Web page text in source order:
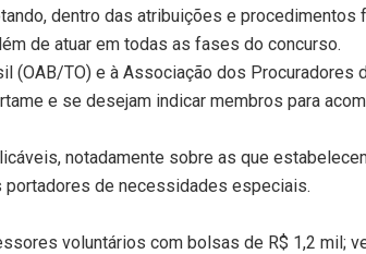
dentro das atribuições e procedimentos
de atuar em todas as fases do concurso.
(OAB/TO) e à Associação dos Procuradores
e se desejam indicar membros para
notadamente sobre as que
de necessidades especiais.
voluntários com bolsas de R$ 1,2 mil;